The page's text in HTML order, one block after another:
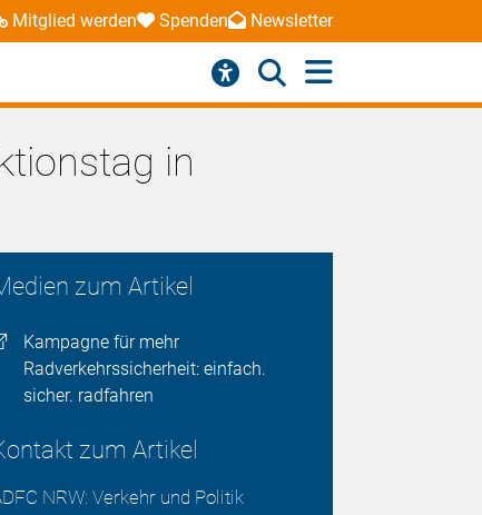
Mitglied werden Spenden Newsletter
in
zum Artikel
Kampagne für mehr
Radverkehrssicherheit: einfach.
sicher. radfahren
zum Artikel
NRW: Verkehr und Politik